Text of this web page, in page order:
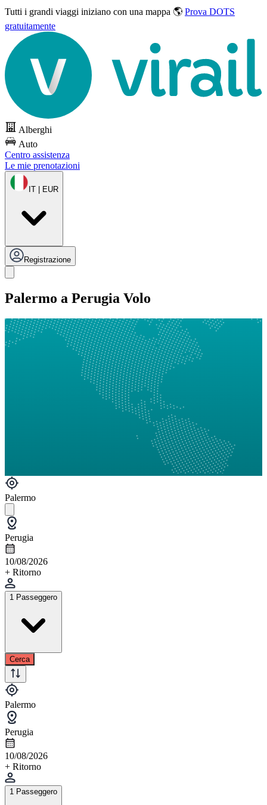
Tutti i grandi viaggi iniziano con una mappa 🌎 Prova DOTS
gratuitamente
Alberghi
Auto
Centro assistenza
Le mie prenotazioni
IT | EUR
Registrazione
Palermo a Perugia Volo
Palermo
Perugia
10/08/2026
+ Ritorno
1 Passeggero
Cerca
Palermo
Perugia
10/08/2026
+ Ritorno
1 Passeggero